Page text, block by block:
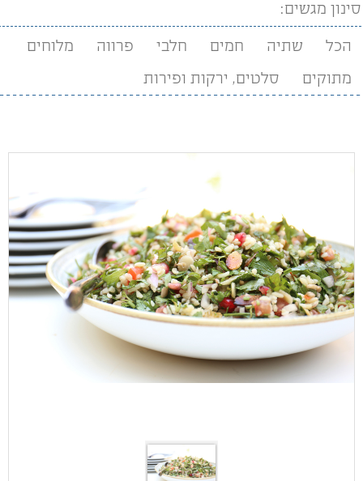
סינון מגשים:
הכל שתיה חמים חלבי פרווה מלוחים
מתוקים סלטים, ירקות ופירות